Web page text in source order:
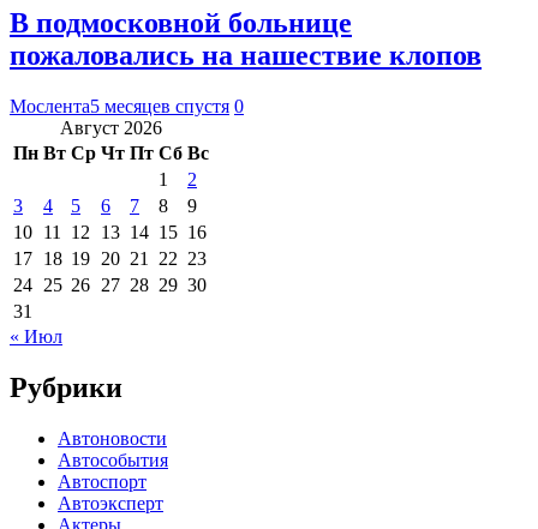
В подмосковной больнице
пожаловались на нашествие клопов
Мослента5 месяцев спустя 0
Август 2026
Пн Вт Ср Чт Пт Сб Вс
1
2
3
4 5 6 7 8
9
10 11 12 13 14 15 16
17 18 19 20 21 22 23
24 25 26 27 28 29 30
31
« Июл
Рубрики
Автоновости
Автособытия
Автоспорт
Автоэксперт
Актеры